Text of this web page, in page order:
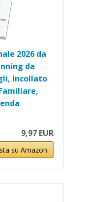
2026 da
da
Incollato
9,97 EUR
su Amazon